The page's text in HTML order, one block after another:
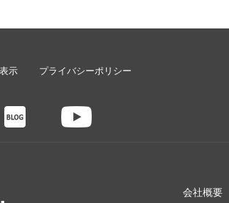
示 プライバシーポリシー
会社概要